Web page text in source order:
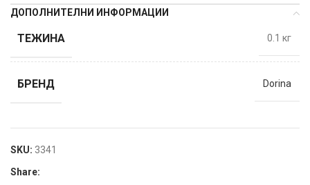
ДОПОЛНИТЕЛНИ ИНФОРМАЦИИ
ТЕЖИНА 0.1 кг
БРЕНД Dorina
SKU: 3341
Share: